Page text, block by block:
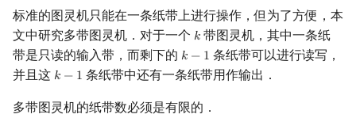
标准的图灵机只能在一条纸带上进行操作，但为了方便，本
文中研究多带图灵机．对于一个 𝑘
k 带图灵机，其中一条纸
带是只读的输入带，而剩下的 𝑘 − 1
k−1
条纸带可以进行读写，
并且这 𝑘 − 1
k−1 条纸带中还有一条纸带用作输出．
多带图灵机的纸带数必须是有限的．